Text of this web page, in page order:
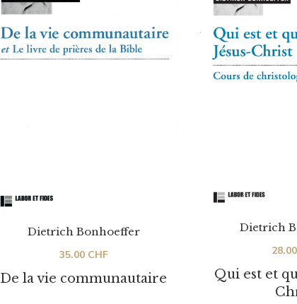
De la vie communautaire
Dietrich Bonhoeffer
35.00 CHF
Qui est et
Dietrich
28.00